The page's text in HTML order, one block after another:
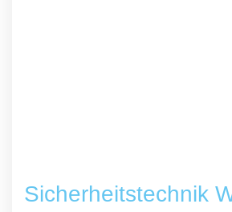
Sicherheitstechnik